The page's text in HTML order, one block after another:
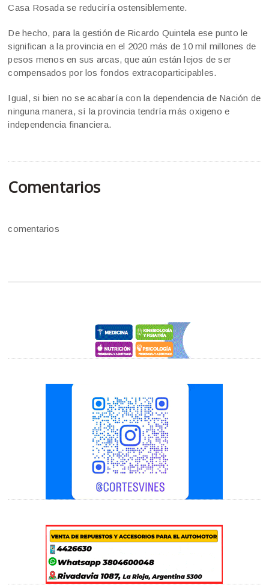
Casa Rosada se reduciría ostensiblemente.
De hecho, para la gestión de Ricardo Quintela ese punto le
significan a la provincia en el 2020 más de 10 mil millones de
pesos menos en sus arcas, que aún están lejos de ser
compensados por los fondos extracoparticipables.
Igual, si bien no se acabaría con la dependencia de Nación de
ninguna manera, sí la provincia tendría más oxigeno e
independencia financiera.
Comentarios
comentarios